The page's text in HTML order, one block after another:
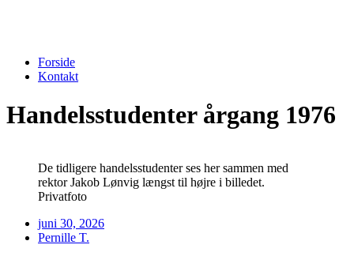
Forside
Kontakt
Handelsstudenter årgang 1976
De tidligere handelsstudenter ses her sammen med
rektor Jakob Lønvig længst til højre i billedet.
Privatfoto
juni 30, 2026
Pernille T.